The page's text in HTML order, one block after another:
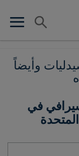
search
menu
وأيضاً
في